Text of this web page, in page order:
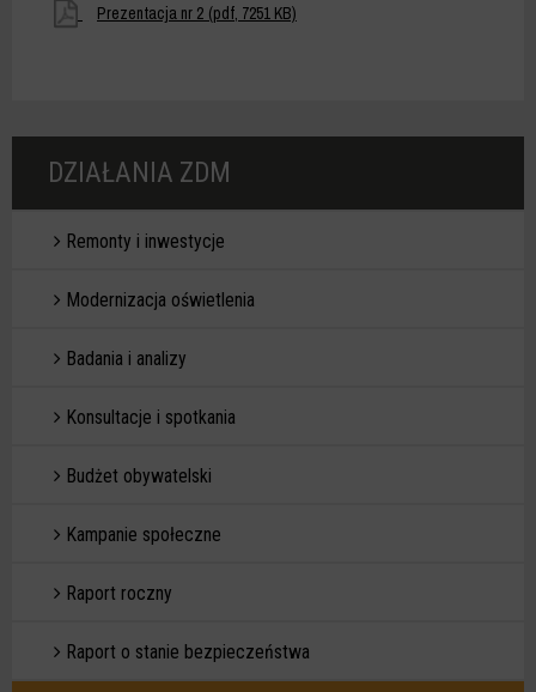
Prezentacja nr 2 (pdf, 7251 KB)
DZIAŁANIA ZDM
Remonty i inwestycje
Modernizacja oświetlenia
Badania i analizy
Konsultacje i spotkania
Budżet obywatelski
Kampanie społeczne
Raport roczny
Raport o stanie bezpieczeństwa